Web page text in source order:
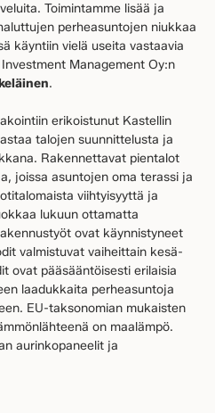
Toimintamme lisää ja
perheasuntojen niukkaa
käyntiin vielä useita vastaavia
Management Oy:n
.
erikoistunut Kastellin
talojen suunnittelusta ja
Rakennettavat pientalot
joissa asuntojen oma terassi ja
viihtyisyyttä ja
lukuun ottamatta
ovat käynnistyneet
valmistuvat vaiheittain kesä-
ovat pääsääntöisesti erilaisia
laadukkaita perheasuntoja
EU-taksonomian mukaisten
on maalämpö.
aurinkopaneelit ja